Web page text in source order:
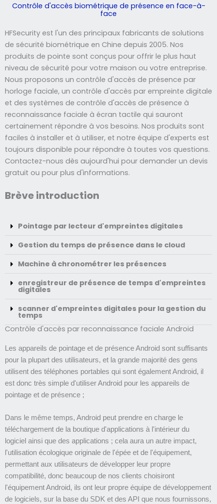
Contrôle d'accès biométrique de présence en face-à-
face
HFSecurity est l'un des principaux fabricants de solutions
de sécurité biométrique en Chine depuis 2005. Nos
produits de pointe sont conçus pour offrir le plus haut
niveau de sécurité pour votre maison ou votre entreprise.
Nous proposons un contrôle d'accès de présence par
horloge faciale, un contrôle d'accès par empreinte digitale
et des systèmes de contrôle d'accès de présence à
reconnaissance faciale à écran tactile qui sauront
certainement répondre à vos besoins. Nos produits sont
faciles à installer et à utiliser, et notre équipe d'experts est
toujours disponible pour répondre à toutes vos questions.
Contactez-nous dès aujourd'hui pour demander un devis
gratuit ou pour plus d'informations.
Brève introduction
Pointage par lecteur d'empreintes digitales
Gestion du temps de présence dans le cloud
Machine à chronométrer les présences
enregistreur de présence de temps d'empreintes
digitales
scanner d'empreintes digitales pour la gestion du
temps
Contrôle d'accès par reconnaissance faciale Android
Les appareils de pointage et de présence Android sont suffisants
pour la plupart des utilisateurs, et la grande majorité des gens
utilisent des téléphones portables qui sont également Android, il
est donc très simple d'utiliser Android pour les appareils de
pointage et de présence ;
Dans le même temps, Android peut prendre en charge le
téléchargement de la boutique d'applications à l'intérieur du
logiciel ainsi que des applications ; cela aura un autre impact,
l'utilisation écologique originale de l'épée et de l'équipement,
permettant aux utilisateurs de développer leur propre
compatibilité, donc beaucoup de nos clients choisiront
l'équipement Android, ils ont leur propre équipe de développement
de logiciels, sur la base du SDK et des API que nous fournissons,